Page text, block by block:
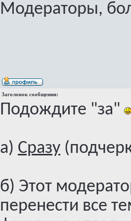
Модераторы,
Заголовок сообщения:
Подождите "за"
а) Сразу
б) Этот
перенести все